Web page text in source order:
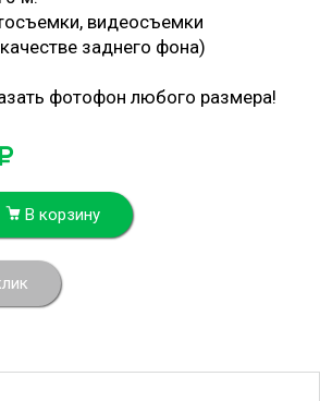
видеосъемки
заднего фона)
фотофон любого размера!
В корзину